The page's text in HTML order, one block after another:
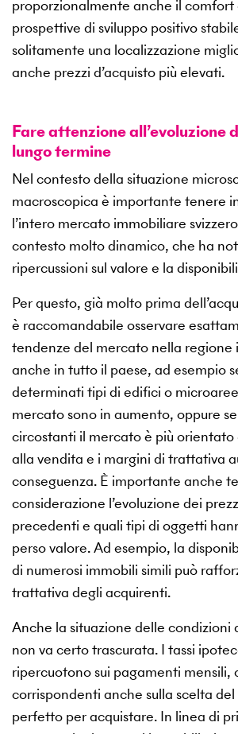
proporzionalmente anche il comfort
prospettive di sviluppo positivo
solitamente una localizzazione
anche prezzi d’acquisto più elevati.
Fare attenzione all’evoluzione
lungo termine
Nel contesto della situazione
macroscopica è importante tenere
l’intero mercato immobiliare
contesto molto dinamico, che ha
ripercussioni sul valore e la
Per questo, già molto prima
è raccomandabile osservare
tendenze del mercato nella regione
anche in tutto il paese, ad esempio
determinati tipi di edifici o
mercato sono in aumento, oppure
circostanti il mercato è più orientato
alla vendita e i margini di trattativa
conseguenza. È importante anche
considerazione l’evoluzione dei
precedenti e quali tipi di oggetti
perso valore. Ad esempio, la
di numerosi immobili simili può
trattativa degli acquirenti.
Anche la situazione delle
non va certo trascurata. I tassi
ripercuotono sui pagamenti mensili,
corrispondenti anche sulla scelta
perfetto per acquistare. In linea di